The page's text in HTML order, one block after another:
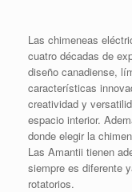
Las chimeneas
cuatro décadas de
diseño canadiense,
características
creatividad y
espacio interior.
donde elegir la
Las Amantii tienen
siempre es diferente
rotatorios.